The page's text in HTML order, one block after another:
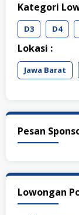
Kategori
D3 D4
Lokasi :
Jawa Barat
Pesan
Lowongan